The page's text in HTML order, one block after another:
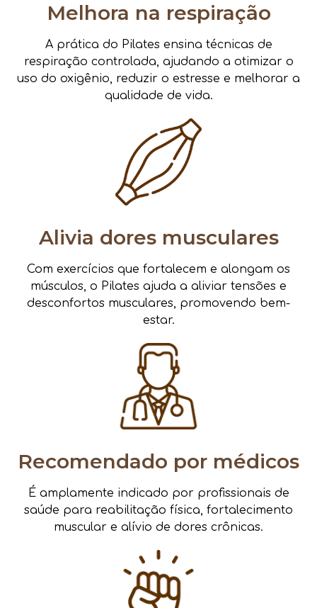
Melhora na respiração
A prática do Pilates ensina técnicas de
respiração controlada, ajudando a otimizar o
uso do oxigênio, reduzir o estresse e melhorar a
qualidade de vida.
Alivia dores musculares
Com exercícios que fortalecem e alongam os
músculos, o Pilates ajuda a aliviar tensões e
desconfortos musculares, promovendo bem-
estar.
Recomendado por médicos
É amplamente indicado por profissionais de
saúde para reabilitação física, fortalecimento
muscular e alívio de dores crônicas.